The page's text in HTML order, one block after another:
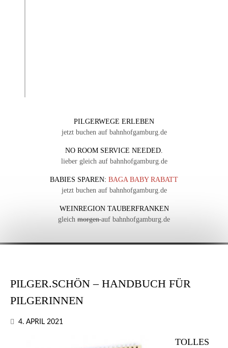
PILGERWEGE ERLEBEN
jetzt buchen auf bahnhofgamburg.de
NO ROOM SERVICE NEEDED.
lieber gleich auf bahnhofgamburg.de
BABIES SPAREN: BAGA BABY RABATT
jetzt buchen auf bahnhofgamburg.de
WEINREGION TAUBERFRANKEN
gleich morgenauf bahnhofgamburg.de
PILGER.SCHÖN – HANDBUCH FÜR
PILGERINNEN
4. APRIL 2021
TOLLES